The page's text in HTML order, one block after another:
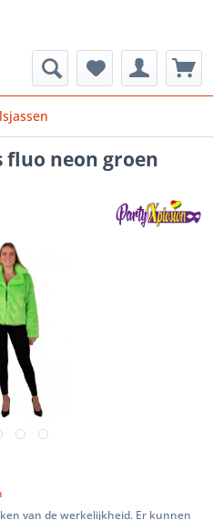
fluo neon groen
van de werkelijkheid. Er kunnen